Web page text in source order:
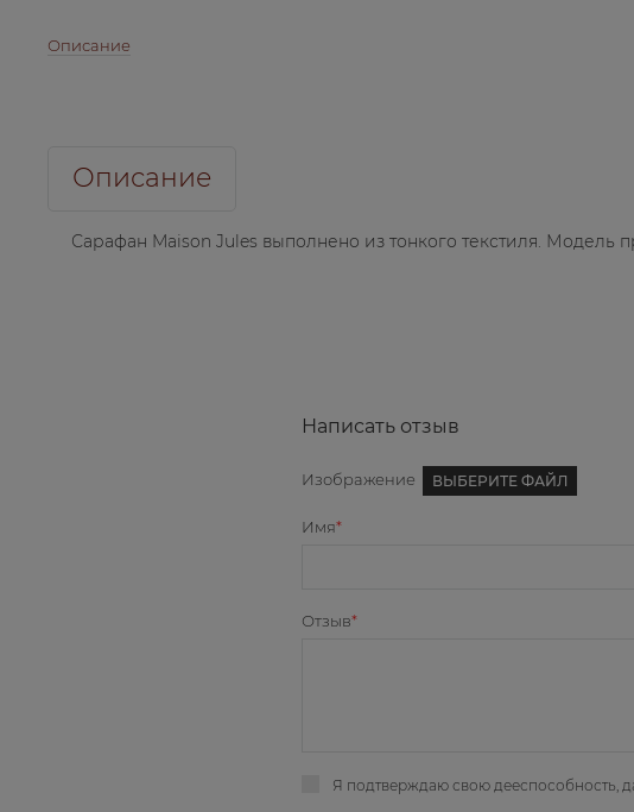
Описание
Описание
Сарафан Maison Jules выполнено из тонкого текстиля. Модель
Написать отзыв
Изображение ВЫБЕРИТЕ ФАЙЛ
Имя
Отзыв
Я подтверждаю свою дееспособность,